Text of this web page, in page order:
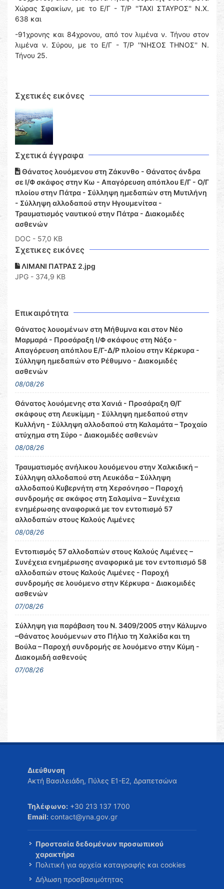
Χώρας Σφακίων, με το Ε/Γ - Τ/Ρ ''ΤΑΧΙ ΣΤΑΥΡΟΣ'' Ν.Χ.
638 και
-91χρονης και 84χρονου, από τον λιμένα ν. Τήνου στον
λιμένα ν. Σύρου, με το Ε/Γ - Τ/Ρ ''ΝΗΣΟΣ ΤΗΝΟΣ'' Ν.
Τήνου 25.
Σχετικές εικόνες
Σχετικά έγγραφα
Θάνατος λουόμενου στη Ζάκυνθο - Θάνατος άνδρα
σε Ι/Φ σκάφος στην Κω - Απαγόρευση απόπλου Ε/Γ - Ο/Γ
πλοίου στην Πάτρα - Σύλληψη ημεδαπών στη Μυτιλήνη
- Σύλληψη αλλοδαπού στην Ηγουμενίτσα -
Τραυματισμός ναυτικού στην Πάτρα - Διακομιδές
ασθενών
DOC - 57,0 KB
Σχετικες εικόνες
ΛΙΜΑΝΙ ΠΑΤΡΑΣ 2.jpg
JPG - 374,9 KB
Επικαιρότητα
Θάνατος λουομένων στη Μήθυμνα και στον Νέο
Μαρμαρά - Προσάραξη Ι/Φ σκάφους στη Νάξο -
Απαγόρευση απόπλου Ε/Γ-Δ/Ρ πλοίου στην Κέρκυρα -
Σύλληψη ημεδαπών στο Ρέθυμνο - Διακομιδές
ασθενών
08/08/26
Θάνατος λουόμενης στα Χανιά - Προσάραξη Θ/Γ
σκάφους στη Λευκίμμη - Σύλληψη ημεδαπού στην
Κυλλήνη - Σύλληψη αλλοδαπού στη Καλαμάτα – Τροχαίο
ατύχημα στη Σύρο - Διακομιδές ασθενών
08/08/26
Τραυματισμός ανήλικου λουόμενου στην Χαλκιδική –
Σύλληψη αλλοδαπού στη Λευκάδα – Σύλληψη
αλλοδαπού Κυβερνήτη στη Χερσόνησο – Παροχή
συνδρομής σε σκάφος στη Σαλαμίνα – Συνέχεια
ενημέρωσης αναφορικά με τον εντοπισμό 57
αλλοδαπών στους Καλούς Λιμένες
08/08/26
Εντοπισμός 57 αλλοδαπών στους Καλούς Λιμένες –
Συνέχεια ενημέρωσης αναφορικά με τον εντοπισμό 58
αλλοδαπών στους Καλούς Λιμένες - Παροχή
συνδρομής σε λουόμενο στην Κέρκυρα - Διακομιδές
ασθενών
07/08/26
Σύλληψη για παράβαση του Ν. 3409/2005 στην Κάλυμνο
–Θάνατος λουόμενων στο Πήλιο τη Χαλκίδα και τη
Βούλα – Παροχή συνδρομής σε λουόμενο στην Κύμη -
Διακομιδή ασθενούς
07/08/26
Διεύθυνση
Ακτή Βασιλειάδη, Πύλες Ε1-Ε2, Δραπετσώνα
Τηλέφωνο: +30 213 137 1700
Email: contact@yna.gov.gr
Προστασία δεδομένων προσωπικού
χαρακτήρα
Πολιτική για αρχεία καταγραφής και cookies
Δήλωση προσβασιμότητας